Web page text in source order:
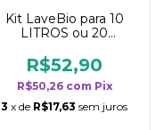
Kit LaveBio para 10
LITROS ou 20
rendimento da
categoria - Flor de
Laranjeira
R$52,90
R$50,26 com Pix
3 x de R$17,63 sem juros